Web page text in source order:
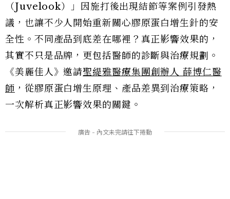
（Juvelook）」因施打後出現結節等案例引發熱
議，也讓不少人開始重新關心膠原蛋白增生針的安
全性。不同產品到底差在哪裡？真正影響效果的，
其實不只是品牌，更包括醫師的診斷與治療規劃。
《美麗佳人》邀請聖緹雅醫療集團創辦人 薛博仁醫
師 ，從膠原蛋白增生原理、產品差異到治療策略，
一次解析真正影響效果的關鍵。